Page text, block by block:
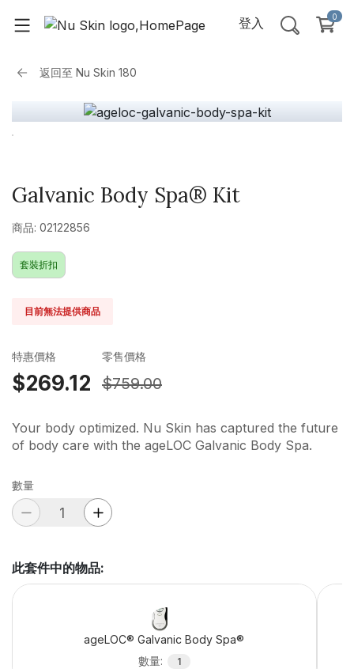
登入 0
返回至 Nu Skin 180
Galvanic Body Spa® Kit
商品: 02122856
套裝折扣
目前無法提供商品
特惠價格
$269.12
零售價格
$759.00
Your body optimized. Nu Skin has captured the future
of body care with the ageLOC Galvanic Body Spa.
數量
此套件中的物品:
ageLOC® Galvanic Body Spa®
數量: 1